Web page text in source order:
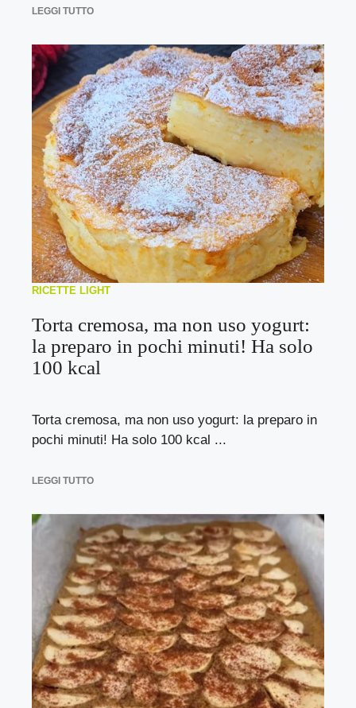
LEGGI TUTTO
RICETTE LIGHT
Torta cremosa, ma non uso yogurt:
la preparo in pochi minuti! Ha solo
100 kcal
Torta cremosa, ma non uso yogurt: la preparo in
pochi minuti! Ha solo 100 kcal ...
LEGGI TUTTO